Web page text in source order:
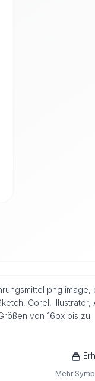
png image,
Corel, Illustrator,
von 16px bis zu
Mehr